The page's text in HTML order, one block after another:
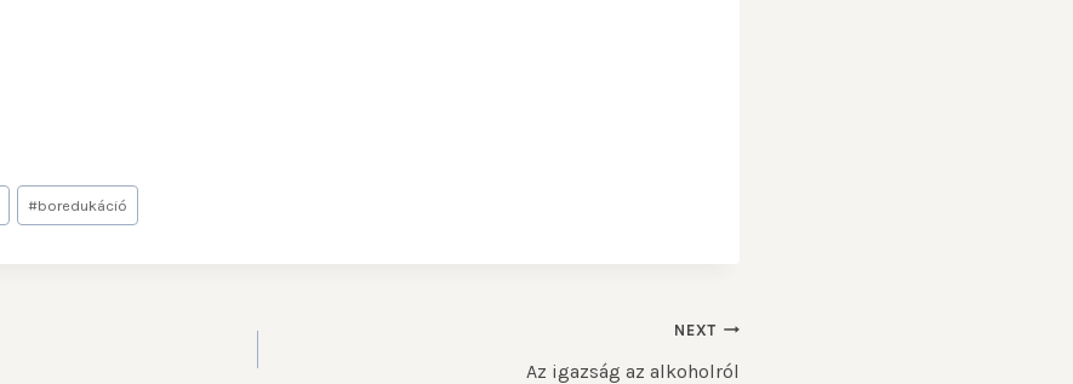
#boredukáció
NEXT
Az igazság az alkoholról